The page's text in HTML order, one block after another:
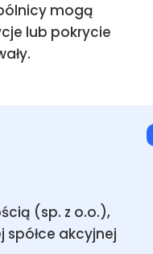
mogą
lub pokrycie
(sp. z o.o.),
spółce akcyjnej